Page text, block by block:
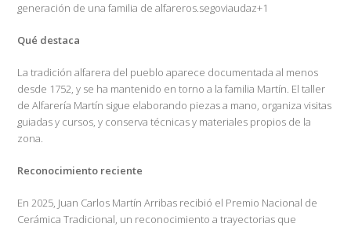
generación de una familia de alfareros.segoviaudaz+1
Qué destaca
La tradición alfarera del pueblo aparece documentada al menos
desde 1752, y se ha mantenido en torno a la familia Martín. El taller
de Alfarería Martín sigue elaborando piezas a mano, organiza visitas
guiadas y cursos, y conserva técnicas y materiales propios de la
zona.
Reconocimiento reciente
En 2025, Juan Carlos Martín Arribas recibió el Premio Nacional de
Cerámica Tradicional, un reconocimiento a trayectorias que